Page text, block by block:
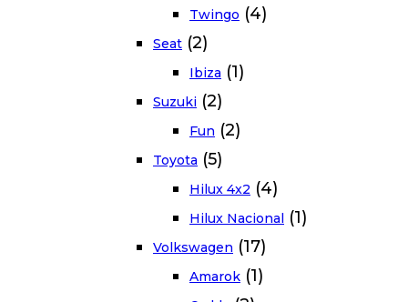
Twingo (4)
Seat (2)
Ibiza (1)
Suzuki (2)
Fun (2)
Toyota (5)
Hilux 4x2 (4)
Hilux Nacional (1)
Volkswagen (17)
Amarok (1)